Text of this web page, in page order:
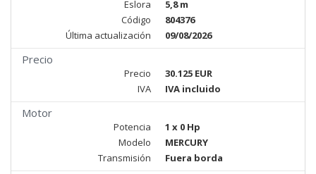
Eslora
5,8 m
Código
804376
Última actualización
09/08/2026
Precio
Precio
30.125 EUR
IVA
IVA incluido
Motor
Potencia
1 x 0 Hp
Modelo
MERCURY
Transmisión
Fuera borda